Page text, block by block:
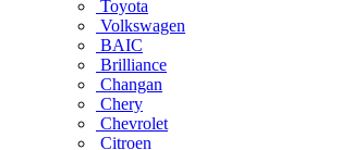
Toyota
Volkswagen
BAIC
Brilliance
Changan
Chery
Chevrolet
Citroen